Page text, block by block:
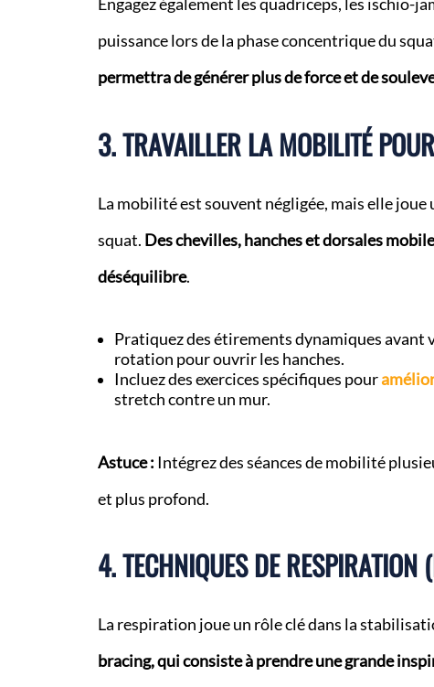
Engagez également les quadriceps, les ischio-
puissance lors de la phase concentrique du
permettra de générer plus de force et de
3. TRAVAILLER LA MOBILITÉ
La mobilité est souvent négligée, mais elle
squat. Des chevilles, hanches et dorsales
déséquilibre.
Pratiquez des étirements dynamiques avant
rotation pour ouvrir les hanches.
Incluez des exercices spécifiques pour
stretch contre un mur.
Astuce : Intégrez des séances de mobilité
et plus profond.
4. TECHNIQUES DE RESPIRATION
La respiration joue un rôle clé dans la
bracing, qui consiste à prendre une grande